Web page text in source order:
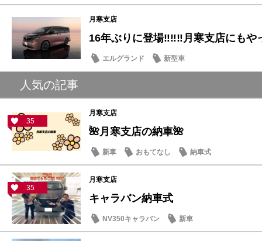
月寒支店
16年ぶりに登場‼‼‼月寒支店にも
エルグランド 新型車
人気の記事
35
月寒支店
🌺月寒支店の納車🌺
新車 おもてなし 納車式
35
月寒支店
キャラバン納車式
NV350キャラバン 新車